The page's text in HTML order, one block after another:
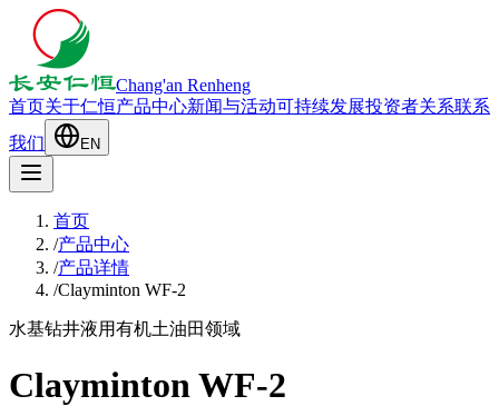
Chang'an Renheng
首页关于仁恒产品中心新闻与活动可持续发展投资者关系联系
我们
EN
首页
/产品中心
/产品详情
/Clayminton WF-2
水基钻井液用有机土油田领域
Clayminton WF-2